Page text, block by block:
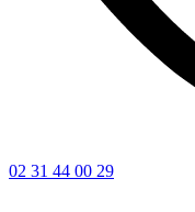
02 31 44 00 29